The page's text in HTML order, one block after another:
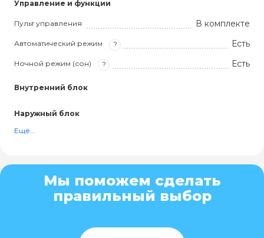
Управление и функции
Пульт управления В комплекте
Автоматический режим ? Есть
Ночной режим (сон) ? Есть
Внутренний блок
Наружный блок
Ещё...
Мы поможем сделать
правильный выбор